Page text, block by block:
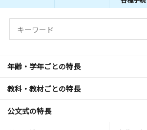
年齢・学年ごとの特長
教科・教材ごとの特長
公文式の特長